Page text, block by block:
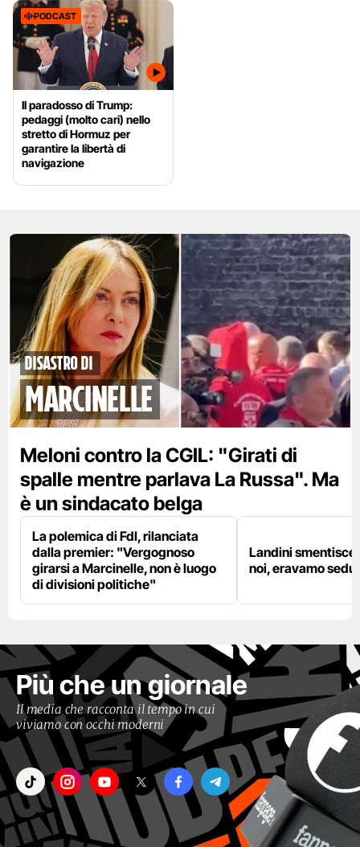
PODCAST
Il paradosso di Trump:
pedaggi (molto cari) nello
stretto di Hormuz per
garantire la libertà di
navigazione
disastro di
marcinelle
Meloni contro la CGIL: "Girati di
spalle mentre parlava La Russa". Ma
è un sindacato belga
La polemica di FdI, rilanciata
dalla premier: "Vergognoso
girarsi a Marcinelle, non è luogo
di divisioni politiche"
Landini
noi, eravamo
Più che un giornale
Il media che racconta il tempo in cui
viviamo con occhi moderni